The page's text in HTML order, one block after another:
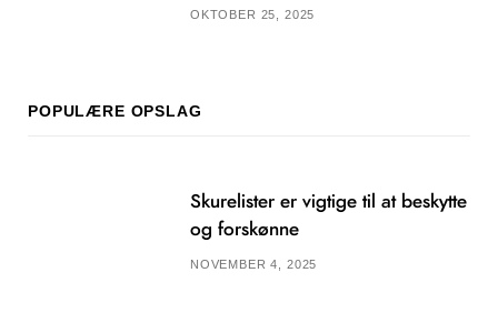
OKTOBER 25, 2025
POPULÆRE OPSLAG
Skurelister er vigtige til at beskytte
og forskønne
NOVEMBER 4, 2025